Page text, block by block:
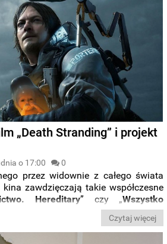
„Death Stranding” i projekt
o 17:00 0
przez widownie z całego świata
zawdzięczają takie współczesne
Hereditary” czy „Wszystko
ostatnio chęć pełnoprawnego
głównonurtowych.Czytaj więcej